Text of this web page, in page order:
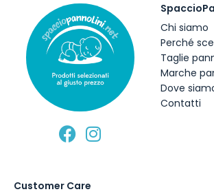
Chi siamo
Perché
Taglie
Marche
Dove
Contatti
Customer Care